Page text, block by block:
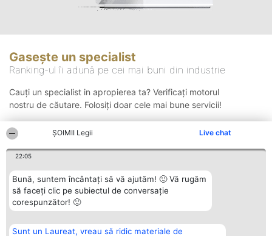
ȘOIMII Legii Live chat
22:05
Bună, suntem încântați să vă ajutăm! 🙂 Vă rugăm
să faceți clic pe subiectul de conversație
corespunzător! 🙂
Sunt un Laureat, vreau să ridic materiale de
Gasește un specialist
Ranking-ul îi adună pe cei mai buni din industrie
Cauți un specialist in apropierea ta? Verificați motorul
nostru de căutare. Folosiți doar cele mai bune servicii!
Organizator Ranking Plebiscyt Contact